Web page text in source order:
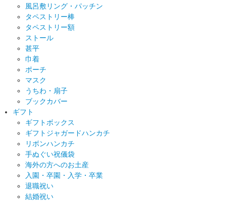
風呂敷リング・パッチン
タペストリー棒
タペストリー額
ストール
甚平
巾着
ポーチ
マスク
うちわ・扇子
ブックカバー
ギフト
ギフトボックス
ギフトジャガードハンカチ
リボンハンカチ
手ぬぐい祝儀袋
海外の方へのお土産
入園・卒園・入学・卒業
退職祝い
結婚祝い